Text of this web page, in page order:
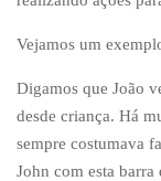
Vejamos um
Digamos que João
desde criança. Há
sempre costumava
John com esta